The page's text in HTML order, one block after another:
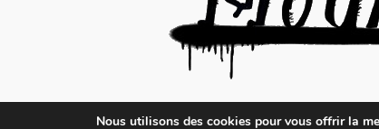
dubitatif…quoique est édité par
Nous utilisons des cookies pour vous offrir la